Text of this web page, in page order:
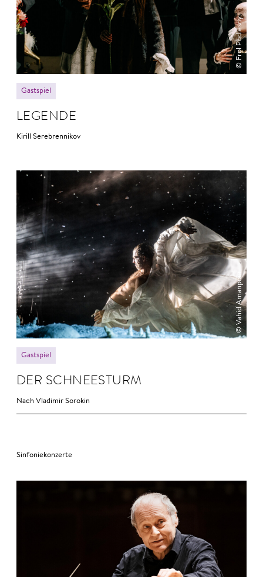
© Frol Podlesnyi
Gastspiel
LEGENDE
Kirill Serebrennikov
© Vahid Amanpour
Gastspiel
DER SCHNEE­STURM
Nach Vladimir Sorokin
Sinfoniekonzerte